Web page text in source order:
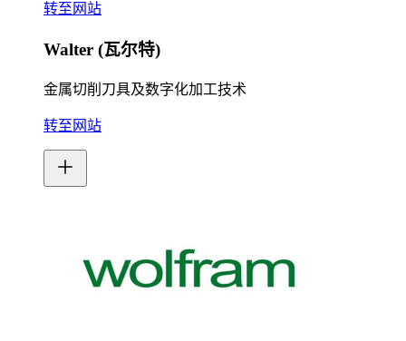
转至网站
Walter (瓦尔特)
金属切削刀具及数字化加工技术
转至网站